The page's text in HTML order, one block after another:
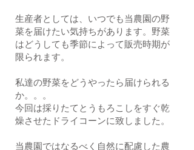
生産者としては、いつでも当農園の野
菜を届けたい気持ちがあります。 野菜
はどうしても季節によって販売時期が
限られます。
私達の野菜をどうやったら届けられる
か。。。
今回は採りたてとうもろこしをすぐ乾
燥させたドライコーンに致しました。
当農園ではなるべく自然に配慮した農